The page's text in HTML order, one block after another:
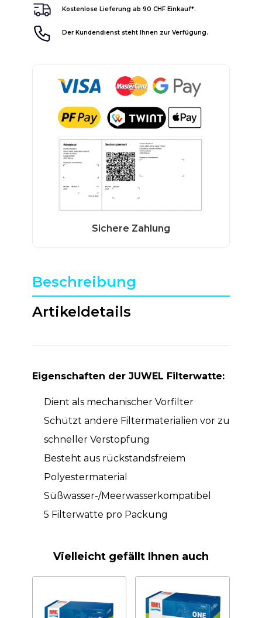
Kostenlose Lieferung ab 90 CHF Einkauf*.
Der Kundendienst steht Ihnen zur Verfügung.
Beschreibung
Artikeldetails
Eigenschaften der JUWEL Filterwatte:
Dient als mechanischer Vorfilter
Schützt andere Filtermaterialien vor zu
schneller Verstopfung
Besteht aus rückstandsfreiem
Polyestermaterial
Süßwasser-/Meerwasserkompatibel
5 Filterwatte pro Packung
Vielleicht gefällt Ihnen auch